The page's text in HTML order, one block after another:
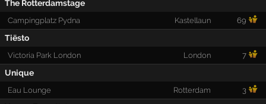
The Rotterdamstage
Campingplatz Pydna Kastellaun 69
Tiësto
Victoria Park London London 7
Unique
Eau Lounge Rotterdam 3